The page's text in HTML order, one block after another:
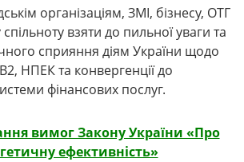
організаціям, ЗМІ, бізнесу, ОТГ
взяти до пильної уваги та
сприяння діям України щодо
НПЕК та конвергенції до
фінансових послуг.
вимог Закону України «Про
ефективність»